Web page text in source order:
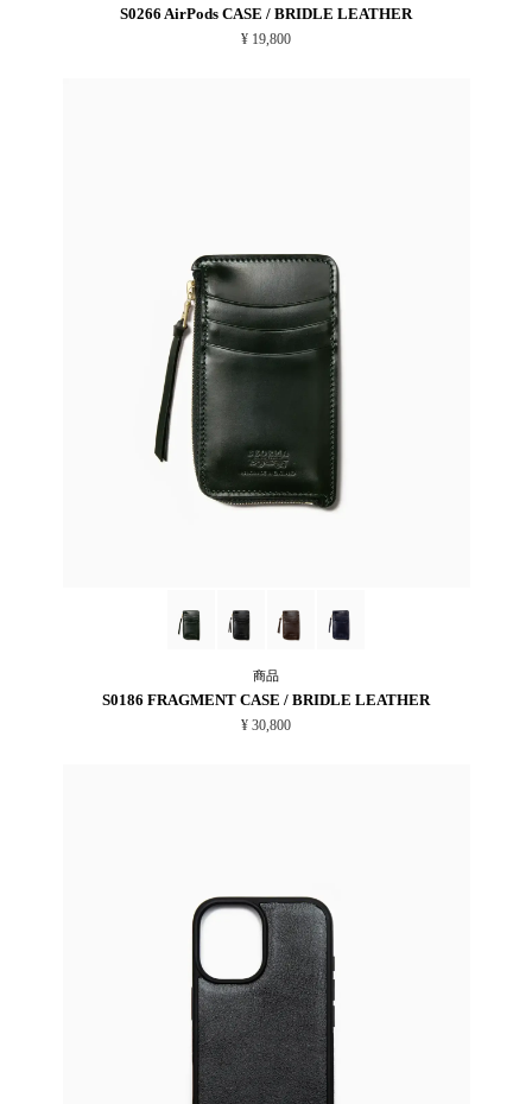
S0266 AirPods CASE / BRIDLE LEATHER
¥ 19,800
商品
S0186 FRAGMENT CASE / BRIDLE LEATHER
¥ 30,800